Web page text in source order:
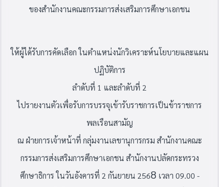
ของสำนักงานคณะกรรมการส่งเสริมการศึกษาเอกชน
ให้ผู้ได้รับการคัดเลือก ในตำแหน่งนักวิเคราะห์นโยบายและแผน
ปฏิบัติการ
ลำดับที่ 1 และลำดับที่ 2
ไปรายงานตัวเพื่อรับการบรรจุเข้ารับราชการเป็นข้าราชการ
พลเรือนสามัญ
ณ ฝ่ายการเจ้าหน้าที่ กลุ่มงานเลขานุการกรม สำนักงานคณะ
กรรมการส่งเสริมการศึกษาเอกชน สำนักงานปลัดกระทรวง
ศึกษาธิการ ในวันอังคารที่ 2 กันยายน 2568 เวลา 09.00 -